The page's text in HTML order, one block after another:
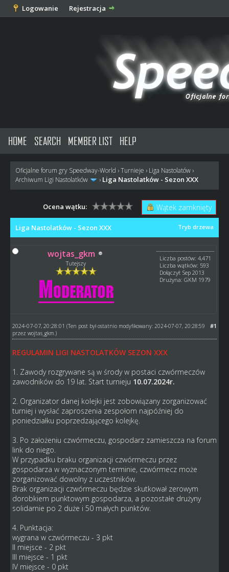
Logowanie Rejestracja
HOME SEARCH MEMBER LIST HELP
Oficjalne forum gry Speedway-World ›Turnieje › Liga Nastolatów›
Archiwum Ligi Nastolatków
› Liga Nastolatków - Sezon XXX
Wątek zamknięty
Ocena wątku:
Tryb drzewa
Liga Nastolatków - Sezon XXX
wojtas_gkm
Tutejszy
Liczba postów: 4,471
Liczba wątków: 593
Dołączył: Sep 2013
Drużyna: GKM 1979
#1
2024-07-07, 20:28:01 (Ten post był ostatnio modyfikowany: 2024-07-07, 20:28:59
przez wojtas_gkm .)
REGULAMIN LIGI NASTOLATKÓW SEZON XXX
1. Zawody rozgrywane są w środy w postaci czwórmeczów
zawodników do 19 lat. Start turnieju 10.07.2024r.
2. Organizator danej kolejki jest zobowiązany zorganizować
turniej i wysłać zaproszenia zespołom najpóźniej do
poniedziałku poprzedzającego kolejkę.
3. Po założeniu czwórmeczu, gospodarz zamieszcza na forum
link do niego.
W przypadku braku organizacji czwórmeczu przez
gospodarza w wyznaczonym terminie, czwórmecz może
zorganizować dowolny z uczestników.
Brak organizacji czwórmeczu będzie skutkował zerowym
dorobkiem punktowym gospodarza, a pozostałe drużyny
solidarnie po 2 duże i 50 małych punktów.
4. Punktacja:
wygrana w czwórmeczu - 3 pkt
II miejsce - 2 pkt
III miejsce - 1 pkt
IV miejsce - 0 pkt